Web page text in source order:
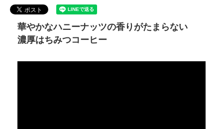
華やかなハニーナッツの香りがたまらない
濃厚はちみつコーヒー